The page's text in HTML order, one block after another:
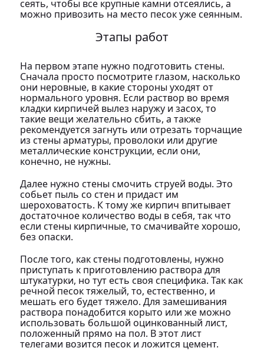
сеять, чтобы все крупные камни отсеялись, а
можно привозить на место песок уже сеянным.
Этапы работ
На первом этапе нужно подготовить стены.
Сначала просто посмотрите глазом, насколько
они неровные, в какие стороны уходят от
нормального уровня. Если раствор во время
кладки кирпичей вылез наружу и засох, то
такие вещи желательно сбить, а также
рекомендуется загнуть или отрезать торчащие
из стены арматуры, проволоки или другие
металлические конструкции, если они,
конечно, не нужны.
Далее нужно стены смочить струей воды. Это
собьет пыль со стен и придаст им
шероховатость. К тому же кирпич впитывает
достаточное количество воды в себя, так что
если стены кирпичные, то смачивайте хорошо,
без опаски.
После того, как стены подготовлены, нужно
приступать к приготовлению раствора для
штукатурки, но тут есть своя специфика. Так как
речной песок тяжелый, то, естественно, и
мешать его будет тяжело. Для замешивания
раствора понадобится корыто или же можно
использовать большой оцинкованный лист,
положенный прямо на пол. В этот лист
телегами возится песок и ложится цемент.